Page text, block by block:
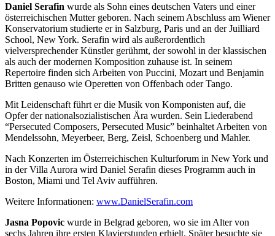
Daniel Serafin wurde als Sohn eines deutschen Vaters und einer
österreichischen Mutter geboren. Nach seinem Abschluss am Wiener
Konservatorium studierte er in Salzburg, Paris und an der Juilliard
School, New York. Serafin wird als außerordentlich
vielversprechender Künstler gerühmt, der sowohl in der klassischen
als auch der modernen Komposition zuhause ist. In seinem
Repertoire finden sich Arbeiten von Puccini, Mozart und Benjamin
Britten genauso wie Operetten von Offenbach oder Tango.
Mit Leidenschaft führt er die Musik von Komponisten auf, die
Opfer der nationalsozialistischen Ära wurden. Sein Liederabend
“Persecuted Composers, Persecuted Music” beinhaltet Arbeiten von
Mendelssohn, Meyerbeer, Berg, Zeisl, Schoenberg und Mahler.
Nach Konzerten im Österreichischen Kulturforum in New York und
in der Villa Aurora wird Daniel Serafin dieses Programm auch in
Boston, Miami und Tel Aviv aufführen.
Weitere Informationen: www.DanielSerafin.com
Jasna Popovic wurde in Belgrad geboren, wo sie im Alter von
sechs Jahren ihre ersten Klavierstunden erhielt. Später besuchte sie